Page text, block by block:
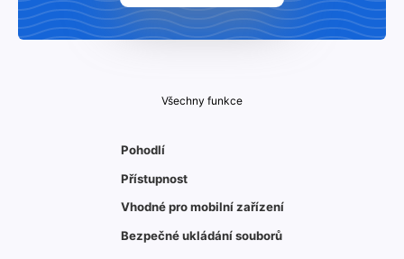
Všechny funkce
Pohodlí
Přístupnost
Vhodné pro mobilní zařízení
Bezpečné ukládání souborů